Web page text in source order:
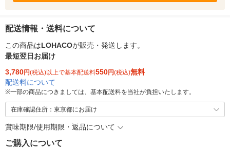
配送情報・送料について
この商品はLOHACOが販売・発送します。
最短翌日お届け
3,780円(税込)以上で基本配送料550円(税込)無料
配送料について
※一部の商品につきましては、基本配送料を当社が負担いたします。
在庫確認住所：東京都にお届け
賞味期限/使用期限・返品について
ご購入について